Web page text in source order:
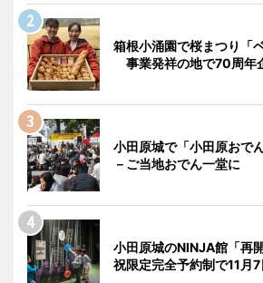
箱根小涌園で桜まつり「
事業発祥の地で70周年
小田原城で「小田原おで
－ご当地おでん一堂に
小田原城のNINJA館「再
祝限定完全予約制で11月7